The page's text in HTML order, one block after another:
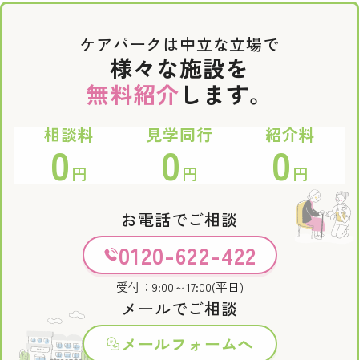
ケアパークは中立な立場で
様々な施設を
無料紹介 します。
相談料
0 円
見学同行
0 円
紹介料
0 円
お電話でご相談
0120-622-422
受付：9:00～17:00(平日)
メールでご相談
メールフォームへ